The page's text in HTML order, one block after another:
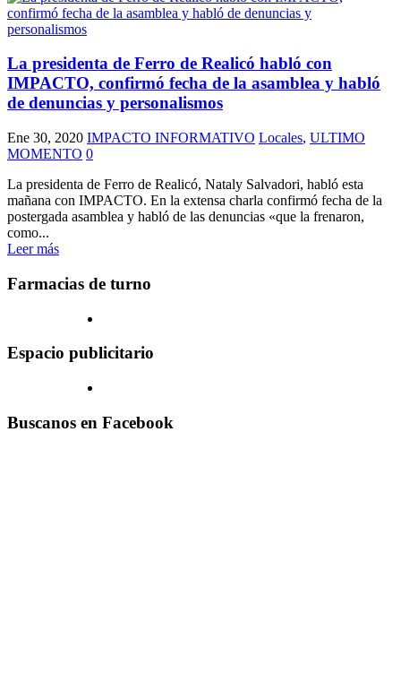
La presidenta de Ferro de Realicó habló con
IMPACTO, confirmó fecha de la asamblea y habló
de denuncias y personalismos
Ene 30, 2020 IMPACTO INFORMATIVO Locales, ULTIMO
MOMENTO 0
La presidenta de Ferro de Realicó, Nataly Salvadori, habló esta
mañana con IMPACTO. En la extensa charla confirmó fecha de la
postergada asamblea y habló de las denuncias «que la frenaron,
como...
Leer más
Farmacias de turno
Espacio publicitario
Buscanos en Facebook